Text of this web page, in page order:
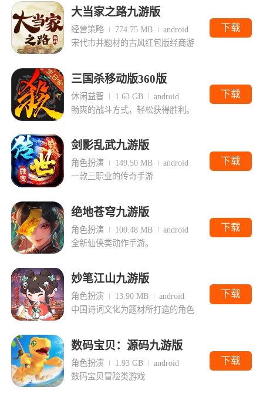
大当家之路九游版
经营策略 774.75 MB
android
宋代市井题材的古风红包版经商游
下载
三国杀移动版360版
休闲益智 1.63 GB
android
畅爽的战斗方式，轻松获得胜利。
下载
剑影乱武九游版
角色扮演 149.50 MB
android
一款三职业的传奇手游
下载
绝地苍穹九游版
角色扮演 100.48 MB
android
全新仙侠类动作手游。
下载
妙笔江山九游版
角色扮演 13.90 MB
android
中国诗词文化为题材所打造的角色
下载
数码宝贝：源码九游版
角色扮演 1.93 GB
android
数码宝贝冒险类游戏
下载